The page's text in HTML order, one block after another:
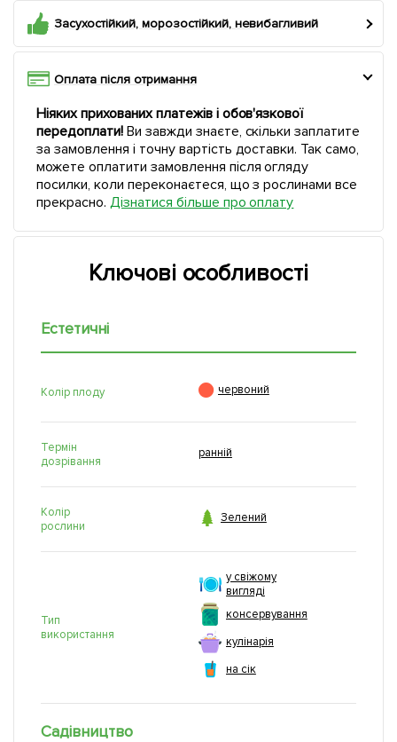
Засухостійкий, морозостійкий, невибагливий
Оплата після отримання
Ніяких прихованих платежів і обов'язкової
передоплати!Ви завжди знаєте, скільки заплатите
за замовлення і точну вартість доставки. Так само,
можете оплатити замовлення після огляду
посилки, коли переконаєтеся, що з рослинами все
прекрасно. Дізнатися більше про оплату
Ключові особливості
Естетичні
Колір плоду  червоний
Термін
дозрівання
ранній
Колір
рослини
 Зелений
Тип
використання
у свіжому
вигляді
консервування
кулінарія
на сік
Садівництво